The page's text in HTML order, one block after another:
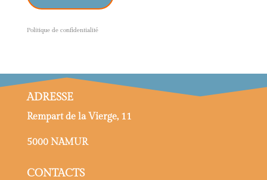
Politique de confidentialité
ADRESSE
Rempart de la Vierge, 11
5000 NAMUR
CONTACTS